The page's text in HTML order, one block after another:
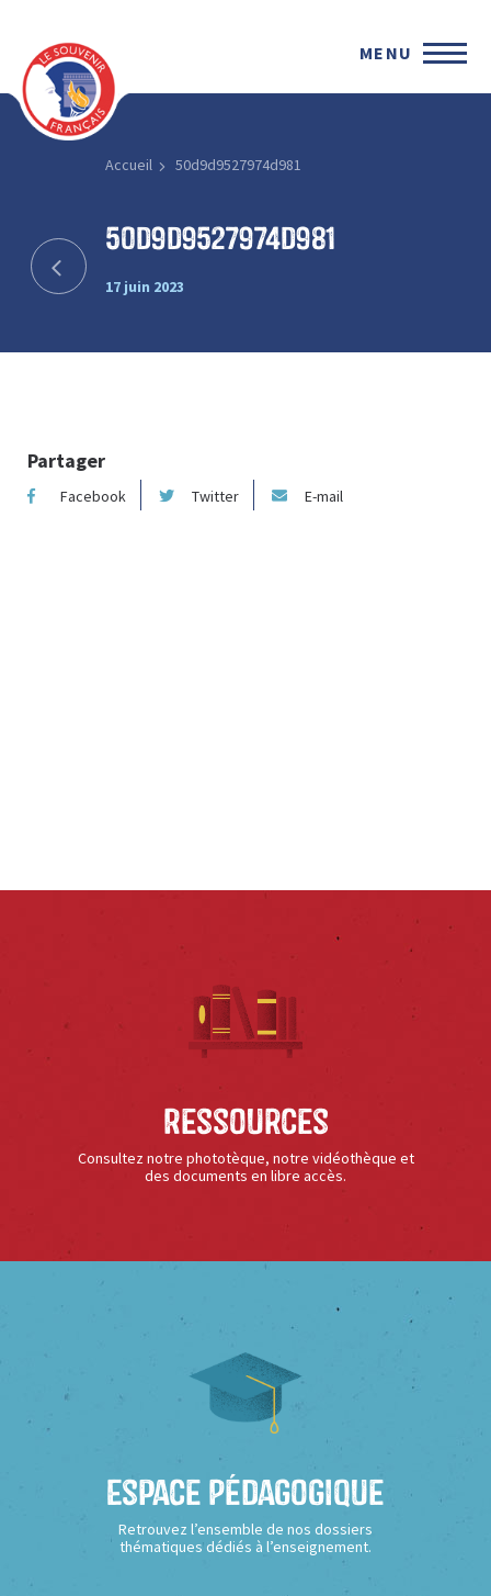
MENU
Accueil 50d9d9527974d981
50d9d9527974d981
17 juin 2023
Partager
Facebook Twitter E-mail
Ressources
Consultez notre phototèque, notre vidéothèque et
des documents en libre accès.
Espace Pédagogique
Retrouvez l’ensemble de nos dossiers
thématiques dédiés à l’enseignement.